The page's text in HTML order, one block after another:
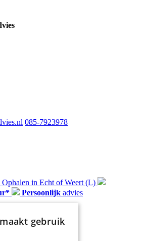
085-7923978
Ophalen in Echt of Weert (L)
Persoonlijk advies
gebruik